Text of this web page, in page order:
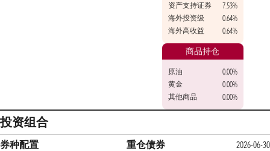
资产支持证券
7.53%
海外投资级
0.64%
海外高收益
0.64%
商品持仓
原油
0.00%
黄金
0.00%
其他商品
0.00%
投资组合
券种配置 重仓债券 2026-06-30